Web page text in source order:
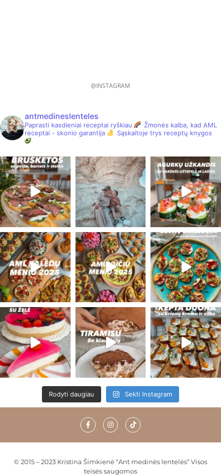
@INSTAGRAM
antmedineslenteles
Paprasti kasdieniai receptai ryškiau
Žmonės kalba, kad AML
receptai - skonio garantija
Sąskaitoje trys receptų knygos
Rodyti daugiau Sekti Instagram
© 2015 – 2023 Kristina Šimkienė “Ant medinės lentelės” Visos
teisės saugomos